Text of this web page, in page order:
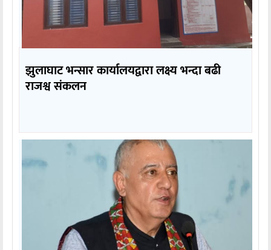
झुलाघाट भन्सार कार्यालयद्वारा लक्ष्य भन्दा बढी
राजश्व संकलन